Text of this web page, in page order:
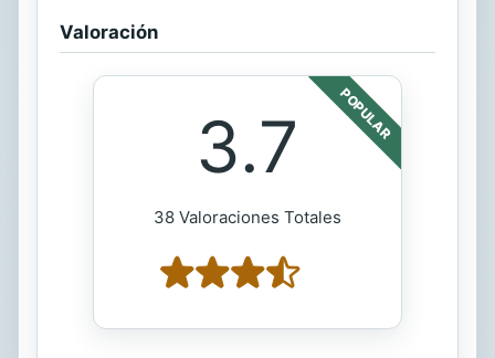
Valoración
POPULAR
3.7
38 Valoraciones Totales